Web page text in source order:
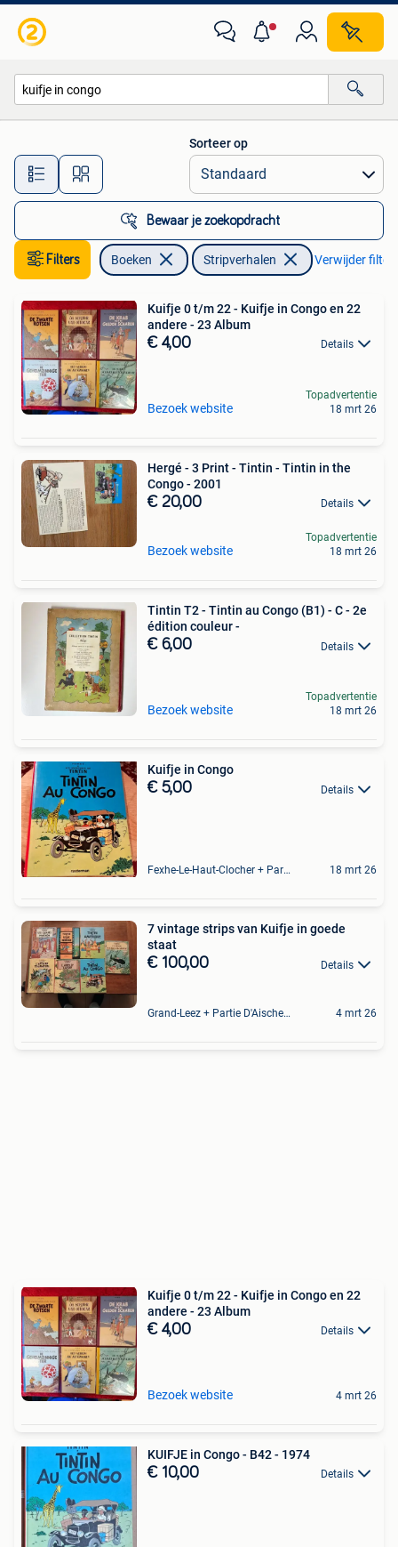
Alle afstanden…
Sorteer op
Bewaar je zoekopdracht
Filters Boeken Stripverhalen Verwijder
Kuifje 0 t/m 22 - Kuifje in Congo en 22
andere - 23 Album
€ 4,00 Details
Bezoek website
Topadvertentie
18 mrt 26
Hergé - 3 Print - Tintin - Tintin in the
Congo - 2001
€ 20,00 Details
Bezoek website
Topadvertentie
18 mrt 26
Tintin T2 - Tintin au Congo (B1) - C - 2e
édition couleur -
€ 6,00 Details
Bezoek website
Topadvertentie
18 mrt 26
Kuifje in Congo
€ 5,00 Details
Fexhe-Le-Haut-Clocher + Partie De Momalle 18 mrt 26
7 vintage strips van Kuifje in goede
staat
€ 100,00 Details
Grand-Leez + Partie D'Aische-En-Refail 4 mrt 26
Kuifje 0 t/m 22 - Kuifje in Congo en 22
andere - 23 Album
€ 4,00 Details
Bezoek website 4 mrt 26
KUIFJE in Congo - B42 - 1974
€ 10,00 Details